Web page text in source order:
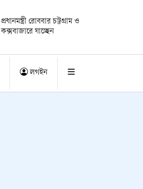
প্রধানমন্ত্রী রোববার চট্টগ্রাম ও
কক্সবাজারে যাচ্ছেন
লগইন